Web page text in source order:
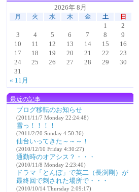
2026年 8月
月 火 水 木 金 土 日
« 11月
1
2
3
4 5 6 7 8
9
10
11 12 13 14 15
16
17
18 19 20 21 22
23
24
25 26 27 28 29
30
31
最近の記事
ブログ移転のお知らせ
(2011/11/7 Monday 22:24:48)
雪っ！！！！
(2011/2/20 Sunday 4:50:36)
仙台いってきた～～～！
(2010/12/10 Friday 4:30:27)
通勤時のオアシス？・・・
(2010/11/8 Monday 2:23:40)
ドラマ「とんぼ」で英二（長渕剛）が
最終回で刺された場所で・・・
(2010/10/14 Thursday 2:09:17)